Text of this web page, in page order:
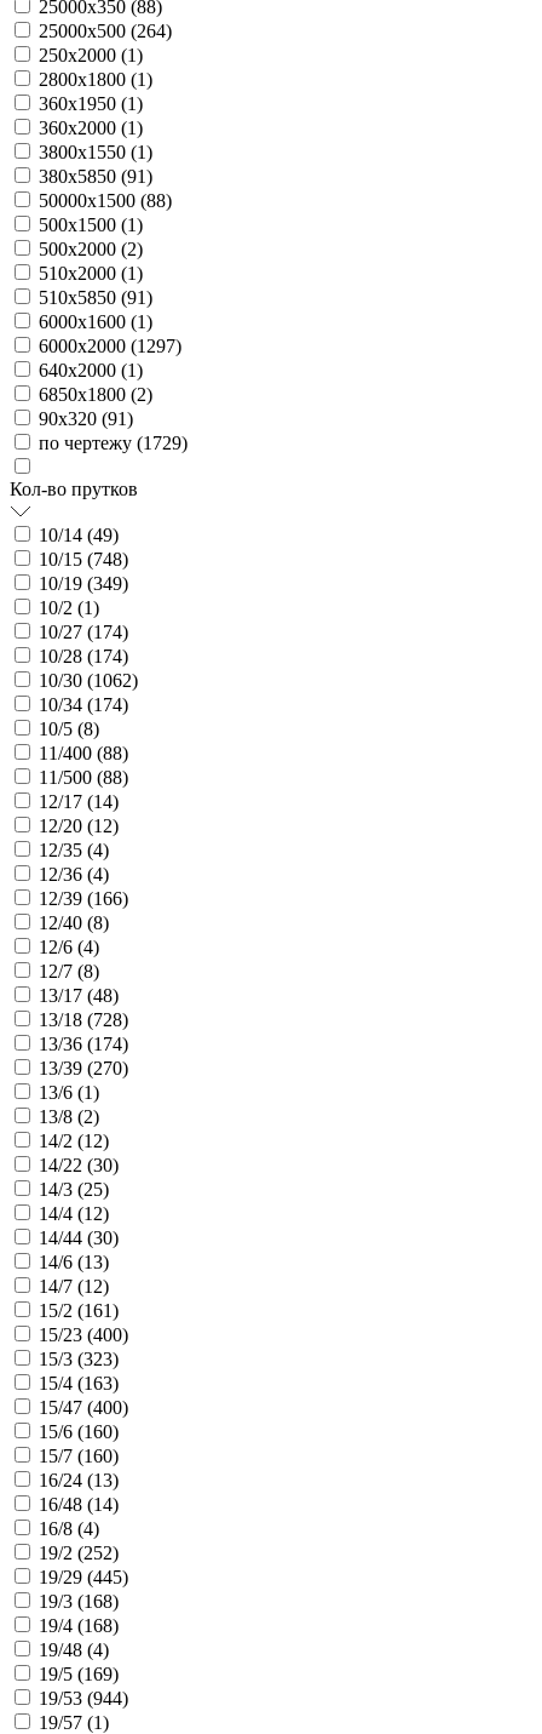
25000х350 (88)
25000х500 (264)
250х2000 (1)
2800х1800 (1)
360х1950 (1)
360х2000 (1)
3800х1550 (1)
380х5850 (91)
50000х1500 (88)
500х1500 (1)
500х2000 (2)
510х2000 (1)
510х5850 (91)
6000х1600 (1)
6000х2000 (1297)
640х2000 (1)
6850х1800 (2)
90х320 (91)
по чертежу (1729)
Кол-во прутков
10/14 (49)
10/15 (748)
10/19 (349)
10/2 (1)
10/27 (174)
10/28 (174)
10/30 (1062)
10/34 (174)
10/5 (8)
11/400 (88)
11/500 (88)
12/17 (14)
12/20 (12)
12/35 (4)
12/36 (4)
12/39 (166)
12/40 (8)
12/6 (4)
12/7 (8)
13/17 (48)
13/18 (728)
13/36 (174)
13/39 (270)
13/6 (1)
13/8 (2)
14/2 (12)
14/22 (30)
14/3 (25)
14/4 (12)
14/44 (30)
14/6 (13)
14/7 (12)
15/2 (161)
15/23 (400)
15/3 (323)
15/4 (163)
15/47 (400)
15/6 (160)
15/7 (160)
16/24 (13)
16/48 (14)
16/8 (4)
19/2 (252)
19/29 (445)
19/3 (168)
19/4 (168)
19/48 (4)
19/5 (169)
19/53 (944)
19/57 (1)